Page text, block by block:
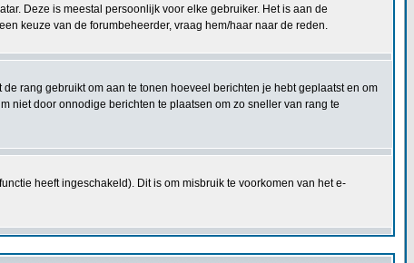
Deze is meestal persoonlijk voor elke gebruiker. Het is aan de
keuze van de forumbeheerder, vraag hem/haar naar de reden.
rang gebruikt om aan te tonen hoeveel berichten je hebt geplaatst en om
niet door onnodige berichten te plaatsen om zo sneller van rang te
heeft ingeschakeld). Dit is om misbruik te voorkomen van het e-